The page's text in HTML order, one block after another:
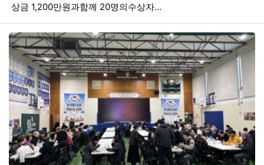
상금 1,200만원과함께 20명의수상자…